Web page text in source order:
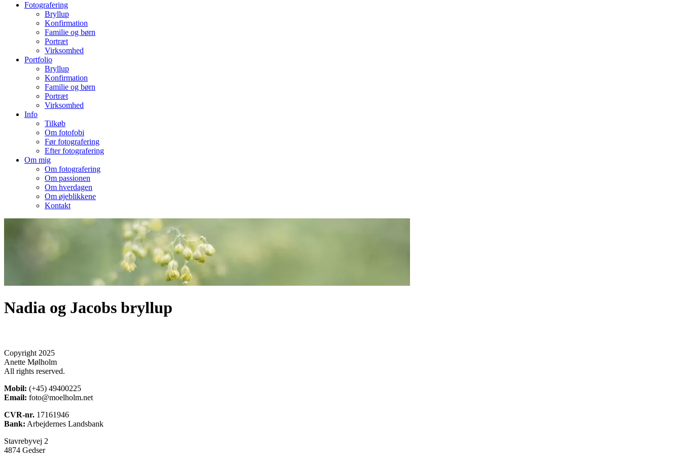
Fotografering
Bryllup
Konfirmation
Familie og børn
Portræt
Virksomhed
Portfolio
Bryllup
Konfirmation
Familie og børn
Portræt
Virksomhed
Info
Tilkøb
Om fotofobi
Før fotografering
Efter fotografering
Om mig
Om fotografering
Om passionen
Om hverdagen
Om øjeblikkene
Kontakt
Nadia og Jacobs bryllup
Copyright 2025
Anette Mølholm
All rights reserved.
Mobil: (+45) 49400225
Email: foto@moelholm.net
CVR-nr. 17161946
Bank: Arbejdernes Landsbank
Stavrebyvej 2
4874 Gedser